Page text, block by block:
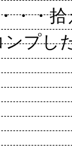
・・
ンプし